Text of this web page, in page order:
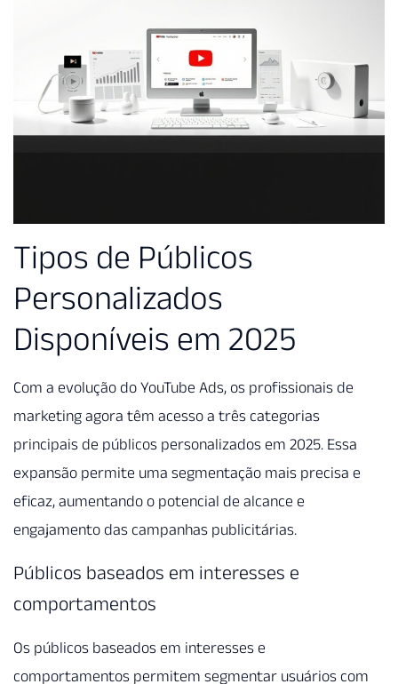
Tipos de Públicos
Personalizados
Disponíveis em 2025
Com a evolução do YouTube Ads, os profissionais de
marketing agora têm acesso a três categorias
principais de públicos personalizados em 2025. Essa
expansão permite uma segmentação mais precisa e
eficaz, aumentando o potencial de alcance e
engajamento das campanhas publicitárias.
Públicos baseados em interesses e
comportamentos
Os públicos baseados em interesses e
comportamentos permitem segmentar usuários com